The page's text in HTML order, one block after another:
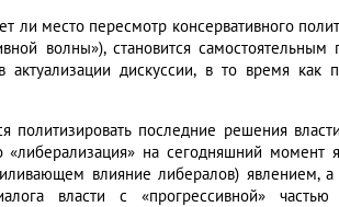
ли место пересмотр консервативного
волны»), становится
дискуссии, в то время как
последние решения
на сегодняшний момент
влияние либералов) явлением,
власти с «прогрессивной»